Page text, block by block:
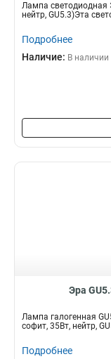
Лампа светодиодная
нейтр, GU5.3)Эта
Подробнее
Наличие: В наличии
Эра
Лампа галогенная
софит, 35Вт, нейтр,
Подробнее